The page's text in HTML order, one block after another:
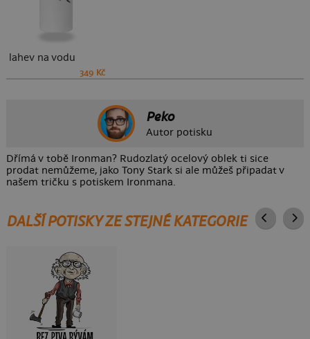
lahev na vodu
349 Kč
Peko
Autor potisku
Dřímá v tobě Ironman? Rudozlatý ocelový oblek ti sice
prodat nemůžeme, jako Tony Stark si ale můžeš připadat v
našem tričku s potiskem Ironmana.
DALŠÍ POTISKY ZE STEJNÉ KATEGORIE